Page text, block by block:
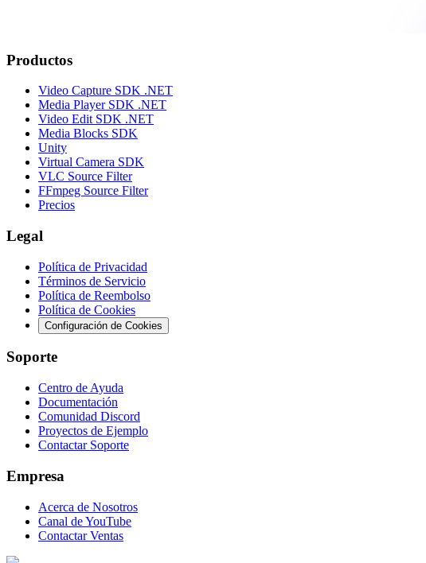
Productos
Video Capture SDK .NET
Media Player SDK .NET
Video Edit SDK .NET
Media Blocks SDK
Unity
Virtual Camera SDK
VLC Source Filter
FFmpeg Source Filter
Precios
Legal
Política de Privacidad
Términos de Servicio
Política de Reembolso
Política de Cookies
Configuración de Cookies
Soporte
Centro de Ayuda
Documentación
Comunidad Discord
Proyectos de Ejemplo
Contactar Soporte
Empresa
Acerca de Nosotros
Canal de YouTube
Contactar Ventas